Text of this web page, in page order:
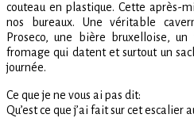
couteau en plastique. Cette après-
nos bureaux. Une véritable
Proseco, une bière bruxelloise,
fromage qui datent et surtout un
journée.
Ce que je ne vous ai pas dit:
Qu’est ce que j’ai fait sur cet escalier